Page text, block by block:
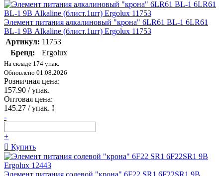
Элемент питания алкалиновый "крона" 6LR61 BL-1 6LR61
BL-1 9В Alkaline (блист.1шт) Ergolux 11753
Артикул: 11753
Бренд:
Ergolux
На складе 174 упак.
Обновлено 01.08.2026
Розничная цена:
157.90 / упак.
Оптовая цена:
145.27 / упак. !
-
+
Купить
Элемент питания солевой "крона" 6F22 SR1 6F22SR1 9В